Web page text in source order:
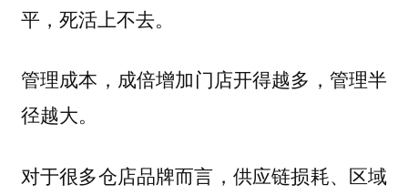
平，死活上不去。
管理成本，成倍增加门店开得越多，管理半
径越大。
对于很多仓店品牌而言，供应链损耗、区域